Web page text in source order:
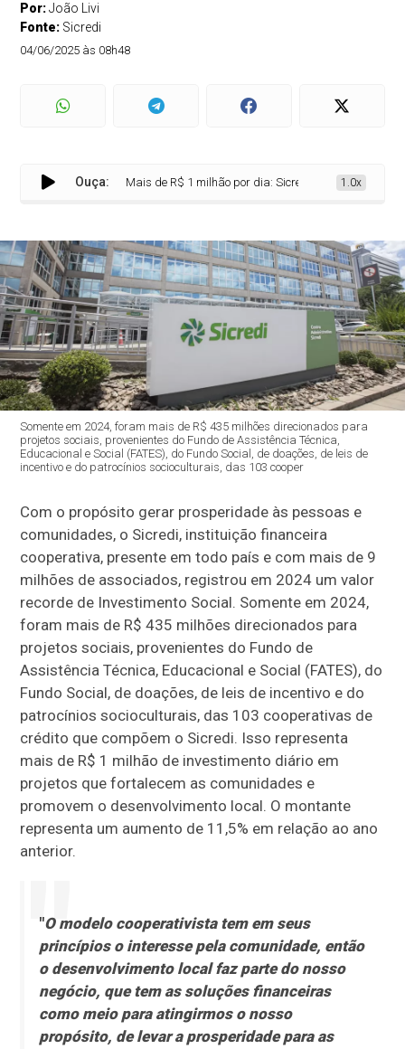
Por:João Livi
Fonte: Sicredi
04/06/2025 às 08h48
Ouça:Mais de R$ 1 milhão por dia: Sicredi destina R$ 435
1.0x
Somente em 2024, foram mais de R$ 435 milhões direcionados para
projetos sociais, provenientes do Fundo de Assistência Técnica,
Educacional e Social (FATES), do Fundo Social, de doações, de leis de
incentivo e do patrocínios socioculturais, das 103 cooper
Com o propósito gerar prosperidade às pessoas e
comunidades, o Sicredi, instituição financeira
cooperativa, presente em todo país e com mais de 9
milhões de associados, registrou em 2024 um valor
recorde de Investimento Social. Somente em 2024,
foram mais de R$ 435 milhões direcionados para
projetos sociais, provenientes do Fundo de
Assistência Técnica, Educacional e Social (FATES), do
Fundo Social, de doações, de leis de incentivo e do
patrocínios socioculturais, das 103 cooperativas de
crédito que compõem o Sicredi. Isso representa
mais de R$ 1 milhão de investimento diário em
projetos que fortalecem as comunidades e
promovem o desenvolvimento local. O montante
representa um aumento de 11,5% em relação ao ano
anterior.
"O modelo cooperativista tem em seus
princípios o interesse pela comunidade, então
o desenvolvimento local faz parte do nosso
negócio, que tem as soluções financeiras
como meio para atingirmos o nosso
propósito, de levar a prosperidade para as